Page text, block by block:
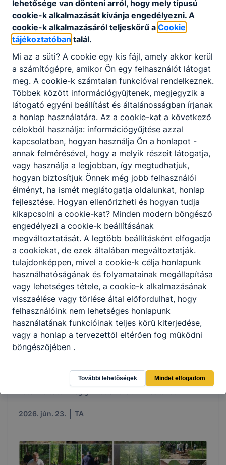
Képzési kínálat felnőttek részére 2026/2027.
tanév
Iskolánk felnőttek részére az alábbi képzéseket hirdeti
meg a 2026/2027. tanévre
2026. júl. 18. KH
Összeálltak iskolánk tanárai a Hűségkörre szombaton, és
2026. jún. 23. TA
lehetősége van dönteni arról, hogy mely típusú
cookie-k alkalmazását kívánja engedélyezni. A
cookie-k alkalmazásáról teljeskörű a Cookie
tájékoztatóban talál.
Mi az a süti? A cookie egy kis fájl, amely akkor kerül
a számítógépre, amikor Ön egy felhasználót látogat
meg. A cookie-k számtalan funkcióval rendelkeznek.
Többek között információgyűjtenek, megjegyzik a
látogató egyéni beállítást és általánosságban írjanak
a honlap használatára. Az a cookie-kat a következő
célokból használja: információgyűjtése azzal
kapcsolatban, hogyan használja Ön a honlapot -
annak felmérésével, hogy a melyik részeit látogatja,
vagy használja a legjobban, így megtudhatjuk,
hogyan biztosítjuk Önnek még jobb felhasználói
élményt, ha ismét meglátogatja oldalunkat, honlap
fejlesztése. Hogyan ellenőrizheti és hogyan tudja
kikapcsolni a cookie-kat? Minden modern böngésző
engedélyezi a cookie-k beállításának
megváltoztatását. A legtöbb beállításként elfogadja
a cookiekat, de ezek általában megváltoztatják.
tulajdonképpen, mivel a cookie-k célja honlapunk
használhatóságának és folyamatainak megállapítása
vagy lehetséges tétele, a cookie-k alkalmazásának
visszaélése vagy törlése által előfordulhat, hogy
felhasználóink ​​nem lehetséges honlapunk
használatának funkcióinak teljes körű kiterjedése,
vagy a honlap a tervezettől eltérően fog működni
böngészőjében .
További lehetőségek Mindet elfogadom